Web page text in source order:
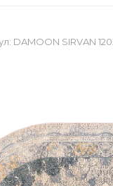
DAMOON SIRVAN